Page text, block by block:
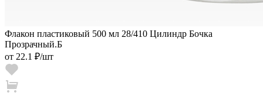
Флакон пластиковый 500 мл 28/410 Цилиндр Бочка
Прозрачный.Б
от 22.1 ₽/шт